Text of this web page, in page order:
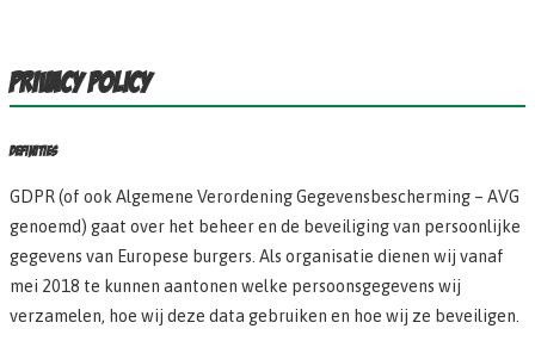
PRIVACY POLICY
DEFINITIES
GDPR (of ook Algemene Verordening Gegevensbescherming – AVG
genoemd) gaat over het beheer en de beveiliging van persoonlijke
gegevens van Europese burgers. Als organisatie dienen wij vanaf
mei 2018 te kunnen aantonen welke persoonsgegevens wij
verzamelen, hoe wij deze data gebruiken en hoe wij ze beveiligen.